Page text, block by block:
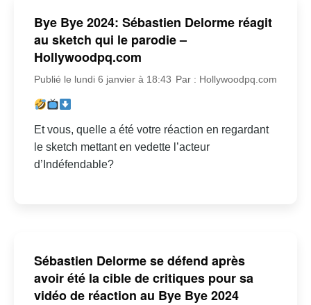
Bye Bye 2024: Sébastien Delorme réagit
au sketch qui le parodie –
Hollywoodpq.com
Publié le lundi 6 janvier à 18:43 Par : Hollywoodpq.com
Et vous, quelle a été votre réaction en regardant
le sketch mettant en vedette l’acteur
d’Indéfendable?
Sébastien Delorme se défend après
avoir été la cible de critiques pour sa
vidéo de réaction au Bye Bye 2024